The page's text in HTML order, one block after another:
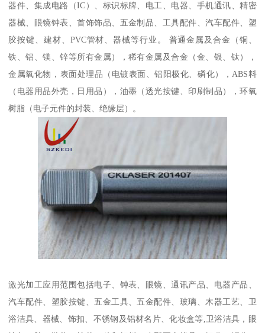
器件、集成电路（IC）、标识标牌、电工、电器、手机通讯、精密
器械、眼镜钟表、首饰饰品、五金制品、工具配件、汽车配件、塑
胶按键、建材、PVC管材、器械等行业。 普通金属及合金（铜、
铁、铝、镁、锌等所有金属），稀有金属及合金（金、银、钛），
金属氧化物，表面处理品（电镀表面、铝阳极化、磷化），ABS料
（电器用品外壳，日用品），油墨（透光按键、印刷制品），环氧
树脂（电子元件的封装、绝缘层）。
激光加工应用范围包括电子、钟表、眼镜、通讯产品、电器产品、
汽车配件、塑胶按键、五金工具、五金配件、玻璃、木器工艺、卫
浴洁具、器械、饰扣、不锈钢及铝材名片、化妆盒等,卫浴洁具，眼